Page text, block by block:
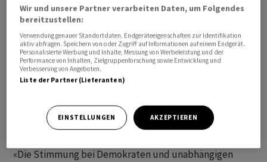
Stand seit November 2023. Ökonomen hatten mit einer
Bestätigung der Erstschätzung von 67,8 Punkten
gerechnet.
Die Furcht vor einer durch Zölle ausgelösten höheren
Inflation habe die Stimmung belastet, begründete die
aktuellen Lage als auch die Erwartung verschlechterte
sich deutlich.
«Die Stimmung bei Demokraten und unabhängigen
Wir und unsere Partner verarbeiten Daten, um Folgendes
bereitzustellen:
Verwendung genauer Standortdaten. Endgeräteeigenschaften zur Identifikation
aktiv abfragen. Speichern von oder Zugriff auf Informationen auf einem Endgerät.
Personalisierte Werbung und Inhalte, Messung von Werbeleistung und der
Performance von Inhalten, Zielgruppenforschung sowie Entwicklung und
Verbesserung von Angeboten.
Liste der Partner (Lieferanten)
EINSTELLUNGEN AKZEPTIEREN